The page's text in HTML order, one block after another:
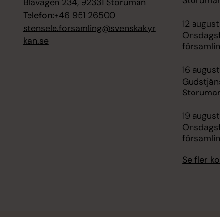
Blåvägen 234, 92331 Storuman
Telefon:+46 951 26500
stensele.forsamling@svenskakyr
kan.se
12
16
19
Se fler